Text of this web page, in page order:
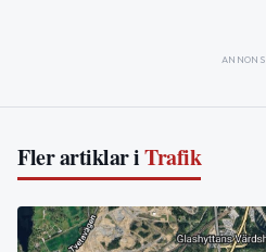
ANNONS
Fler artiklar iTrafik